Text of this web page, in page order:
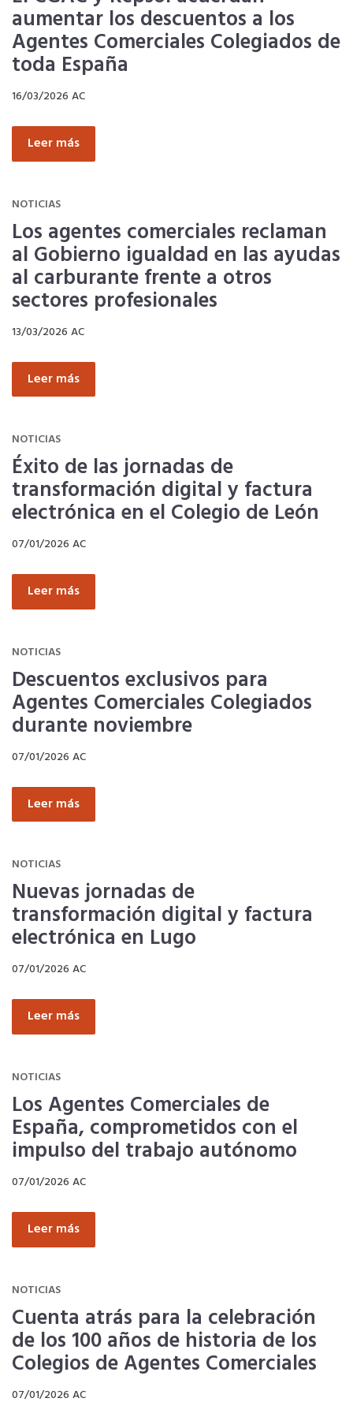
SERVICIOS EN TU COLEGIO
Curso de Acceso
Descuentos exclusivos
Título Oficial
Tu Carnet Profesional, ahora Digital
Portal de Empleo
VENTAJAS EN SEGUROS
Formación gratuita
Servicios financieros
Seguro de vida
Ventajas fiscales
Despachos y salas de reuniones
Consulados comerciales
Internacional
Telefonía AC
Apps
Una gran organización
OFERTAS DE EMPLEO
Empresas
Candidatos
aumentar los descuentos a los
Agentes Comerciales Colegiados de
toda España
16/03/2026 AC
Leer más
NOTICIAS
Los agentes comerciales reclaman
al Gobierno igualdad en las ayudas
al carburante frente a otros
sectores profesionales
13/03/2026 AC
Leer más
NOTICIAS
Éxito de las jornadas de
transformación digital y factura
electrónica en el Colegio de León
07/01/2026 AC
Leer más
NOTICIAS
Descuentos exclusivos para
Agentes Comerciales Colegiados
durante noviembre
07/01/2026 AC
Leer más
NOTICIAS
Nuevas jornadas de
transformación digital y factura
electrónica en Lugo
07/01/2026 AC
Leer más
NOTICIAS
Los Agentes Comerciales de
España, comprometidos con el
impulso del trabajo autónomo
07/01/2026 AC
Leer más
NOTICIAS
Cuenta atrás para la celebración
de los 100 años de historia de los
Colegios de Agentes Comerciales
07/01/2026 AC